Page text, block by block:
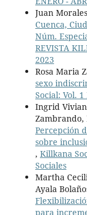
Juan
Cuenca,
Núm.
REVISTA
2023
Rosa Maria
sexo
Social: Vol.
Ingrid
Percepción
sobre
, Killkana
Sociales
Martha
Ayala
para